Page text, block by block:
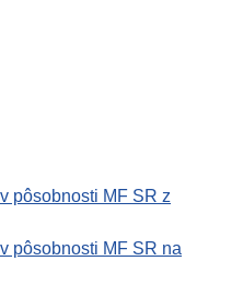
pôsobnosti MF SR z
pôsobnosti MF SR na